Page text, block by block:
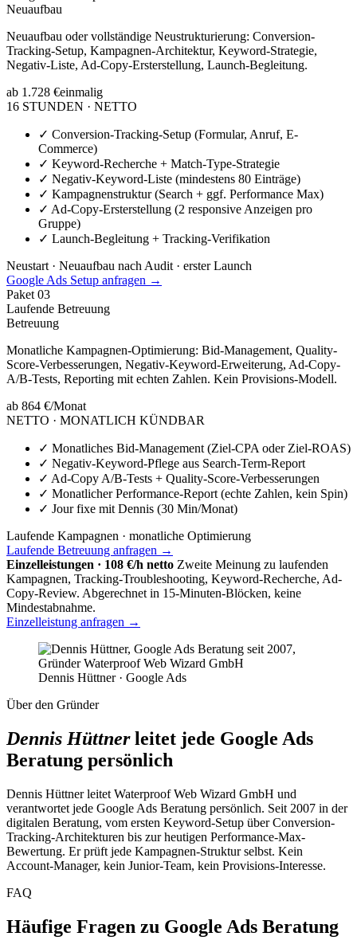
Neuaufbau
Neuaufbau oder vollständige Neustrukturierung: Conversion-
Tracking-Setup, Kampagnen-Architektur, Keyword-Strategie,
Negativ-Liste, Ad-Copy-Ersterstellung, Launch-Begleitung.
ab 1.728 €einmalig
16 STUNDEN · NETTO
✓ Conversion-Tracking-Setup (Formular, Anruf, E-
Commerce)
✓ Keyword-Recherche + Match-Type-Strategie
✓ Negativ-Keyword-Liste (mindestens 80 Einträge)
✓ Kampagnenstruktur (Search + ggf. Performance Max)
✓ Ad-Copy-Ersterstellung (2 responsive Anzeigen pro
Gruppe)
✓ Launch-Begleitung + Tracking-Verifikation
Neustart · Neuaufbau nach Audit · erster Launch
Google Ads Setup anfragen →
Paket 03
Laufende Betreuung
Betreuung
Monatliche Kampagnen-Optimierung: Bid-Management, Quality-
Score-Verbesserungen, Negativ-Keyword-Erweiterung, Ad-Copy-
A/B-Tests, Reporting mit echten Zahlen. Kein Provisions-Modell.
ab 864 €/Monat
NETTO · MONATLICH KÜNDBAR
✓ Monatliches Bid-Management (Ziel-CPA oder Ziel-ROAS)
✓ Negativ-Keyword-Pflege aus Search-Term-Report
✓ Ad-Copy A/B-Tests + Quality-Score-Verbesserungen
✓ Monatlicher Performance-Report (echte Zahlen, kein Spin)
✓ Jour fixe mit Dennis (30 Min/Monat)
Laufende Kampagnen · monatliche Optimierung
Laufende Betreuung anfragen →
Einzelleistungen · 108 €/h netto Zweite Meinung zu laufenden
Kampagnen, Tracking-Troubleshooting, Keyword-Recherche, Ad-
Copy-Review. Abgerechnet in 15-Minuten-Blöcken, keine
Mindestabnahme.
Einzelleistung anfragen →
Dennis Hüttner · Google Ads
Über den Gründer
Dennis Hüttnerleitet jede Google Ads
Beratung persönlich
Dennis Hüttner leitet Waterproof Web Wizard GmbH und
verantwortet jede Google Ads Beratung persönlich. Seit 2007 in der
digitalen Beratung, vom ersten Keyword-Setup über Conversion-
Tracking-Architekturen bis zur heutigen Performance-Max-
Bewertung. Er prüft jede Kampagnen-Struktur selbst. Kein
Account-Manager, kein Junior-Team, kein Provisions-Interesse.
FAQ
Häufige Fragen zu Google Ads Beratung